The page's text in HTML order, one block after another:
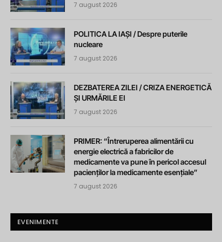
7 august 2026
POLITICA LA IAȘI / Despre puterile
nucleare
7 august 2026
DEZBATEREA ZILEI / CRIZA ENERGETICĂ
ȘI URMĂRILE EI
7 august 2026
PRIMER: “Întreruperea alimentării cu
energie electrică a fabricilor de
medicamente va pune în pericol accesul
pacienților la medicamente esențiale”
7 august 2026
EVENIMENTE